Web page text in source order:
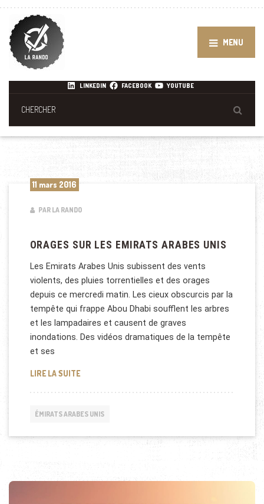
MENU
LINKEDIN FACEBOOK YOUTUBE
11 mars 2016
PAR LA RANDO
ORAGES SUR LES EMIRATS ARABES UNIS
Les Emirats Arabes Unis subissent des vents
violents, des pluies torrentielles et des orages
depuis ce mercredi matin. Les cieux obscurcis par la
tempête qui frappe Abou Dhabi soufflent les arbres
et les lampadaires et causent de graves
inondations. Des vidéos dramatiques de la tempête
et ses
LIRE LA SUITEORAGES SUR LES EMIRATS ARABES UNIS
ÉMIRATS ARABES UNIS